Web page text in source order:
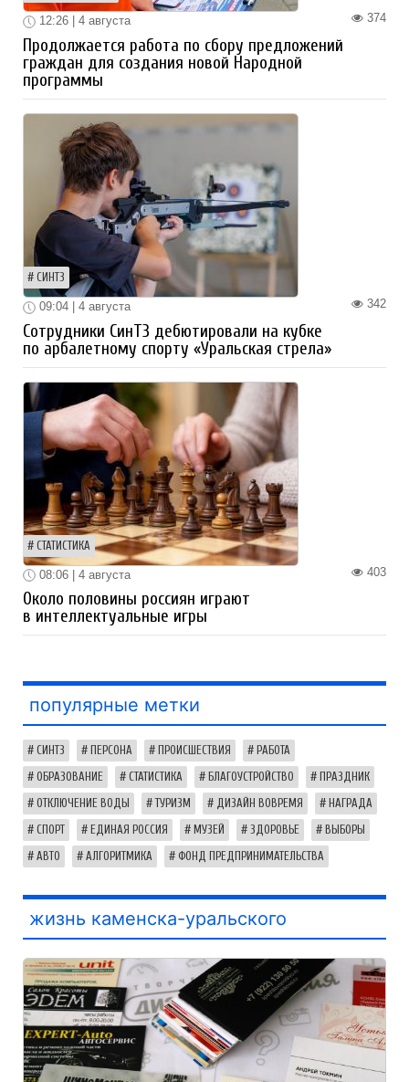
374
12:26 | 4 августа
Продолжается работа по сбору предложений
граждан для создания новой Народной
программы
СИНТЗ
342
09:04 | 4 августа
Сотрудники СинТЗ дебютировали на кубке
по арбалетному спорту «Уральская стрела»
СТАТИСТИКА
403
08:06 | 4 августа
Около половины россиян играют
в интеллектуальные игры
популярные метки
СИНТЗ ПЕРСОНА ПРОИСШЕСТВИЯ РАБОТА
ОБРАЗОВАНИЕ СТАТИСТИКА БЛАГОУСТРОЙСТВО ПРАЗДНИК
ОТКЛЮЧЕНИЕ ВОДЫ ТУРИЗМ ДИЗАЙН ВОВРЕМЯ НАГРАДА
СПОРТ ЕДИНАЯ РОССИЯ МУЗЕЙ ЗДОРОВЬЕ ВЫБОРЫ
АВТО АЛГОРИТМИКА ФОНД ПРЕДПРИНИМАТЕЛЬСТВА
жизнь каменска-уральского